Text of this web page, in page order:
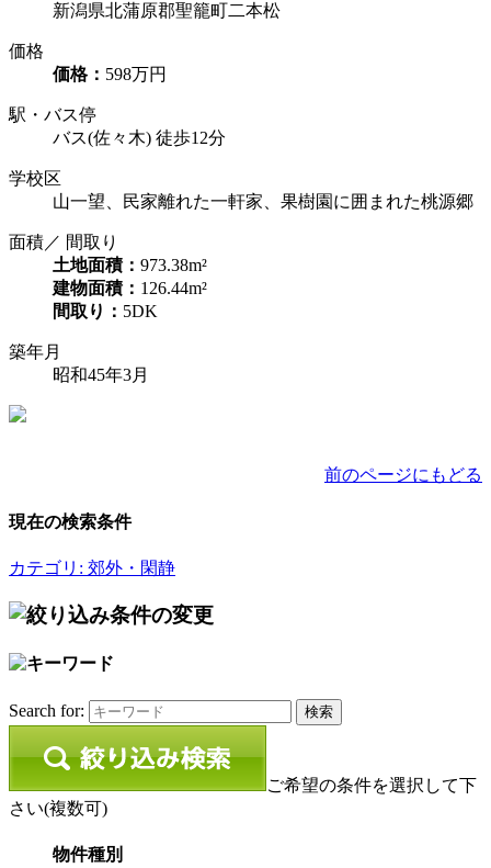
新潟県北蒲原郡聖籠町二本松
価格
価格： 598万円
駅・バス停
バス(佐々木) 徒歩12分
学校区
山一望、民家離れた一軒家、果樹園に囲まれた桃源郷
面積／ 間取り
土地面積： 973.38m²
建物面積： 126.44m²
間取り： 5DK
築年月
昭和45年3月
前のページにもどる
現在の検索条件
カテゴリ: 郊外・閑静
Search for:
ご希望の条件を選択して下
さい(複数可)
物件種別